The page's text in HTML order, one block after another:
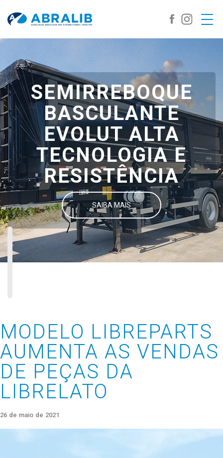
SEMIRREBOQUE
BASCULANTE
EVOLUT ALTA
TECNOLOGIA E
RESISTÊNCIA
SAIBA MAIS
MODELO LIBREPARTS
AUMENTA AS VENDAS
DE PEÇAS DA
LIBRELATO
26 de maio de 2021